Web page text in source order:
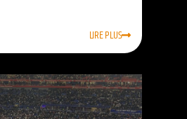
LIRE PLUS